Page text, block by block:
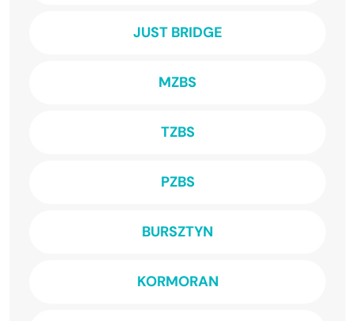
JUST BRIDGE
MZBS
TZBS
PZBS
BURSZTYN
KORMORAN